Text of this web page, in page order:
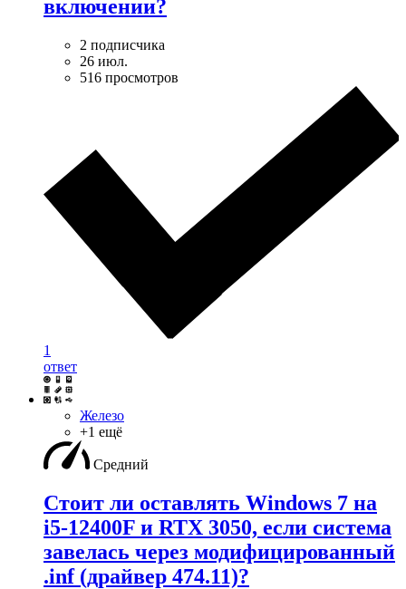
включении?
2 подписчика
26 июл.
516 просмотров
1
ответ
Железо
+1 ещё
Средний
Стоит ли оставлять Windows 7 на
i5-12400F и RTX 3050, если система
завелась через модифицированный
.inf (драйвер 474.11)?